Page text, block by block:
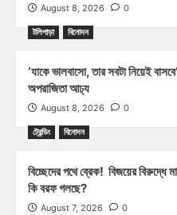
August 8, 2026 0
টলিপাড়া বিনোদন
‘যাকে ভালবাসো, তার সবটা নিয়েই
অপরাজিতা আঢ্য
August 8, 2026 0
ট্রেন্ডিং বিনোদন
বিচ্ছেদের পথে ব্রেক! বিজয়ের বিরুদ্ধে
কি বরফ গলছে?
August 7, 2026 0